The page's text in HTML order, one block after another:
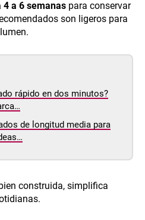
4 a 6 semanas para conservar
son ligeros para
rápido en dos minutos?
de longitud media para
construida, simplifica